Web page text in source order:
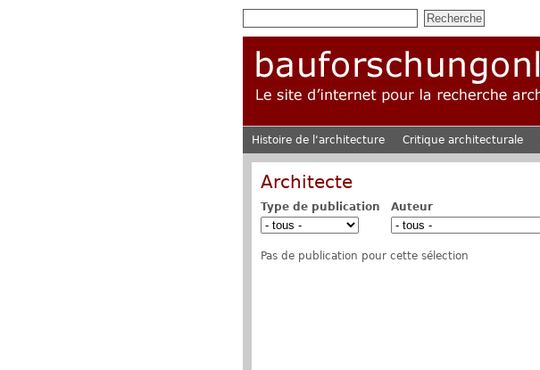
Histoire de l‘architecture Critique architecturale
Architecte
Type de publication Auteur
Pas de publication pour cette sélection